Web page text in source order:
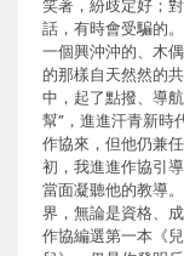
笑著，紛歧定好；
話，有時會受騙的
一個興沖沖的、木
的那樣自天然然的
中，起了點撥、導
幫”，進進汗青新時
作協來，但他仍兼
初，我進進作協引
當面凝聽他的教導
界，無論是資格、
作協編選第一本《